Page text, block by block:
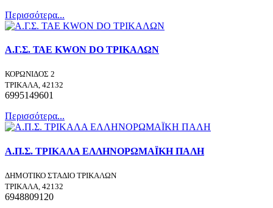
Περισσότερα...
Α.Γ.Σ. ΤΑΕ KWON DO ΤΡΙΚΑΛΩΝ
ΚΟΡΩΝΙΔΟΣ 2
ΤΡΙΚΑΛΑ, 42132
6995149601
Περισσότερα...
Α.Π.Σ. ΤΡΙΚΑΛΑ ΕΛΛΗΝΟΡΩΜΑΪΚΗ ΠΑΛΗ
ΔΗΜΟΤΙΚΟ ΣΤΑΔΙΟ ΤΡΙΚΑΛΩΝ
ΤΡΙΚΑΛΑ, 42132
6948809120